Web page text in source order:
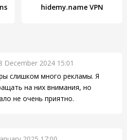
hidemy.name VPN
December 2024 15:01
слишком много рекламы. Я
на них внимания, но
не очень приятно.